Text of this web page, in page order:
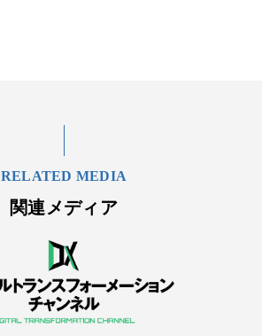
RELATED MEDIA
関連メディア